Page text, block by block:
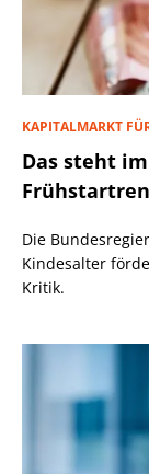
KAPITALMARKT
Das steht
Die
Kindesalter
Kritik.